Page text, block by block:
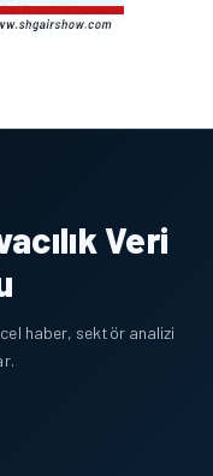
Veri
haber, sektör analizi